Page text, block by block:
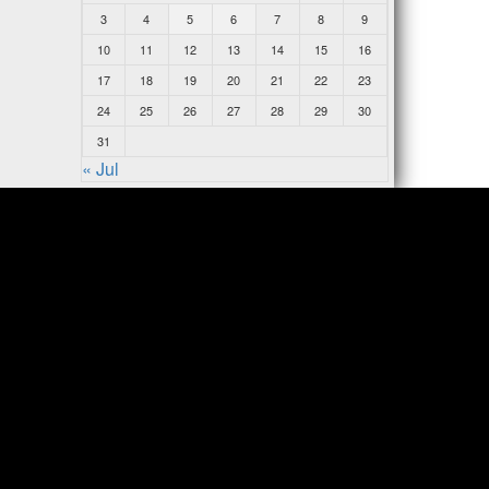
3
4 5 6 7 8
9
10
11 12 13 14 15
16
17
18 19 20 21 22
23
24
25 26 27 28 29
30
31
« Jul